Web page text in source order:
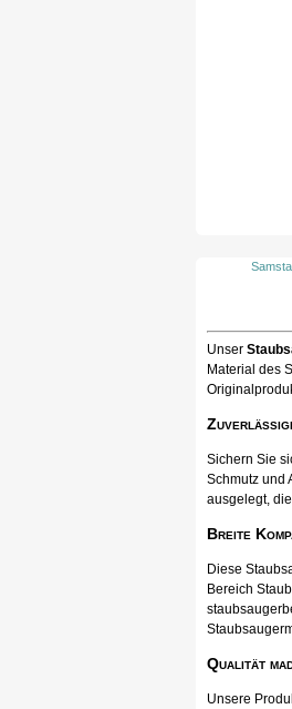
Unser
Material des
Sichern Sie
Schmutz und
ausgelegt,
Breite
Diese
Bereich
Qualität
Unsere